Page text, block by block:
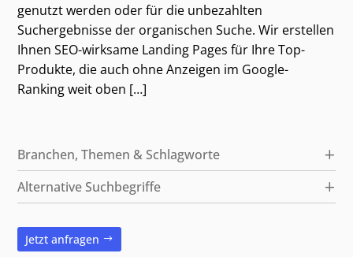
genutzt werden oder für die unbezahlten
Suchergebnisse der organischen Suche. Wir erstellen
Ihnen SEO-wirksame Landing Pages für Ihre Top-
Produkte, die auch ohne Anzeigen im Google-
Ranking weit oben […]
Kategorien und alternative Suchbegriffe
Branchen, Themen & Schlagworte
Alternative Suchbegriffe
Jetzt anfragen